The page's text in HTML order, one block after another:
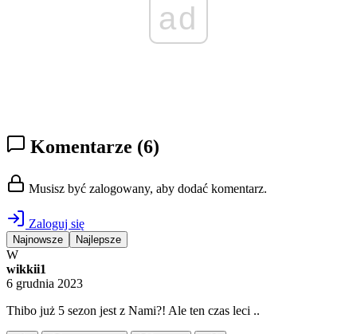
ad
Komentarze (6)
Musisz być zalogowany, aby dodać komentarz.
Zaloguj się
Najnowsze Najlepsze
W
wikkii1
6 grudnia 2023
Thibo już 5 sezon jest z Nami?! Ale ten czas leci ..